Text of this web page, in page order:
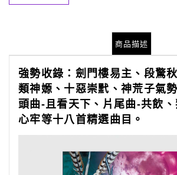
商品描述
強勢收錄：劍門樓易主、段驚
類神嫄、十惡崇黓、神荒子氣
頭曲-且看天下、片尾曲-共飲
心牢等十八首精選曲目。